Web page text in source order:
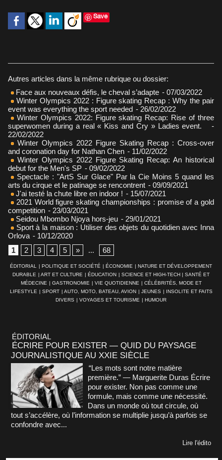
Save
Autres articles dans la même rubrique ou dossier:
Face aux nouveaux défis, le cheval s’adapte - 07/03/2022
Winter Olympics 2022 : Figure skating Recap : Why the pair
event was everything the sport needed - 26/02/2022
Winter Olympics 2022: Figure skating Recap: Rise of three
superwomen during a real « Kiss and Cry » Ladies event.
-
22/02/2022
Winter Olympics 2022 Figure Skating Recap : Cross-over
and coronation day for Nathan Chen - 11/02/2022
Winter Olympics 2022 Figure Skating Recap: An historical
debut for the Men's SP - 09/02/2022
Spectacle : "ArtS Sur Glace" Par la Cie Moins 5 quand les
arts du cirque et le patinage se rencontrent - 09/09/2021
J'ai testé la chute libre en indoor ! - 15/07/2021
2021 World figure skating championships : promise of a gold
competition - 23/03/2021
Seidou Mbombo Njoya hors-jeu - 29/01/2021
Sport à la maison : Utiliser des objets du quotidien avec Inna
Orlova - 10/12/2020
1
2 3 4 5 » ... 68
ÉDITORIAL | POLITIQUE ET SOCIÉTÉ | ÉCONOMIE | NATURE ET DÉVELOPPEMENT
DURABLE | ART ET CULTURE | ÉDUCATION | SCIENCE ET HIGH-TECH | SANTÉ ET
MÉDECINE | GASTRONOMIE | VIE QUOTIDIENNE | CÉLÉBRITÉS, MODE ET
LIFESTYLE | SPORT | AUTO, MOTO, BATEAU, AVION | JEUNES | INSOLITE ET FAITS
DIVERS | VOYAGES ET TOURISME | HUMOUR
ÉDITORIAL
ÉCRIRE POUR EXISTER — QUID DU PAYSAGE
JOURNALISTIQUE AU XXIE SIÈCLE
“Les mots sont notre matière
première.” — Marguerite Duras Écrire
pour exister. Non pas comme une
formule, mais comme une nécessité.
Dans un monde où tout circule, où
tout s’accélère, où l’information se multiplie jusqu’à parfois se
confondre avec...
Lire l'édito